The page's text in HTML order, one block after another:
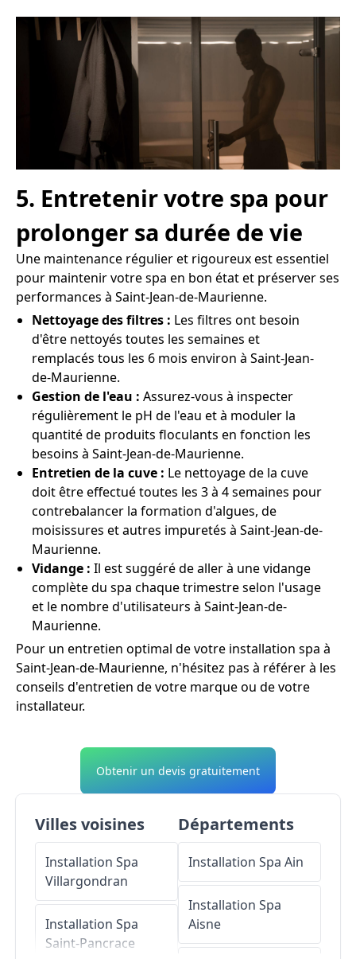
5. Entretenir votre spa pour
prolonger sa durée de vie
Une maintenance régulier et rigoureux est essentiel
pour maintenir votre spa en bon état et préserver ses
performances à Saint-Jean-de-Maurienne.
Nettoyage des filtres : Les filtres ont besoin
d'être nettoyés toutes les semaines et
remplacés tous les 6 mois environ à Saint-Jean-
de-Maurienne.
Gestion de l'eau : Assurez-vous à inspecter
régulièrement le pH de l'eau et à moduler la
quantité de produits floculants en fonction les
besoins à Saint-Jean-de-Maurienne.
Entretien de la cuve : Le nettoyage de la cuve
doit être effectué toutes les 3 à 4 semaines pour
contrebalancer la formation d'algues, de
moisissures et autres impuretés à Saint-Jean-de-
Maurienne.
Vidange : Il est suggéré de aller à une vidange
complète du spa chaque trimestre selon l'usage
et le nombre d'utilisateurs à Saint-Jean-de-
Maurienne.
Pour un entretien optimal de votre installation spa à
Saint-Jean-de-Maurienne, n'hésitez pas à référer à les
conseils d'entretien de votre marque ou de votre
installateur.
Obtenir un devis gratuitement
Villes voisines
Installation Spa
Villargondran
Installation Spa
Saint-Pancrace
Départements
Installation Spa Ain
Installation Spa
Aisne